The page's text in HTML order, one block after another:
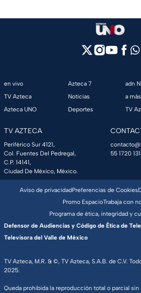
en vivo
TV Azteca
Azteca UNO
Azteca 7
Noticias
Deportes
adn
a
TV
TV AZTECA
Periférico Sur 4121,
Col. Fuentes Del Pedregal,
C.P. 14141,
Ciudad De México, México.
55 1720
TV Azteca, M.R. & ©, TV Azteca, S.A.B. de C.V.
2025.
Queda prohibida la reproducción total o parcial sin
Aviso de privacidadPreferencias de Cookies
Promo EspacioTrabaja con
Programa de ética, integridad y
Defensor de Audiencias y Código de Ética de
Televisora del Valle de México